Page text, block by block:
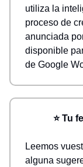
utiliza la
proceso de
anunciada
disponible
de Google
⭐ Tu
Leemos
alguna